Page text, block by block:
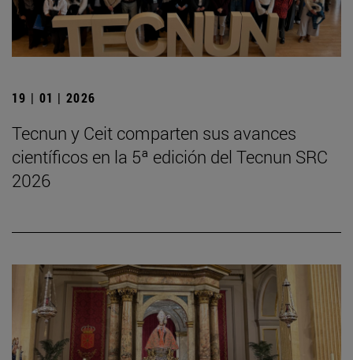
19 | 01 | 2026
Tecnun y Ceit comparten sus avances
científicos en la 5ª edición del Tecnun SRC
2026